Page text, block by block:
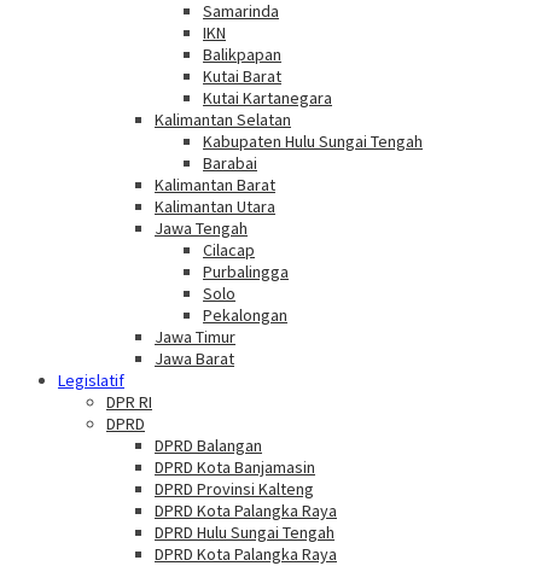
Samarinda
IKN
Balikpapan
Kutai Barat
Kutai Kartanegara
Kalimantan Selatan
Kabupaten Hulu Sungai Tengah
Barabai
Kalimantan Barat
Kalimantan Utara
Jawa Tengah
Cilacap
Purbalingga
Solo
Pekalongan
Jawa Timur
Jawa Barat
Legislatif
DPR RI
DPRD
DPRD Balangan
DPRD Kota Banjamasin
DPRD Provinsi Kalteng
DPRD Kota Palangka Raya
DPRD Hulu Sungai Tengah
DPRD Kota Palangka Raya